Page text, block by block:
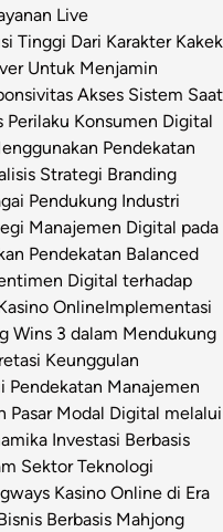
Live
Tinggi Dari Karakter Kakek
Untuk Menjamin
Akses Sistem Saat
Perilaku Konsumen Digital
Pendekatan
Strategi Branding
Pendukung Industri
Manajemen Digital pada
Pendekatan Balanced
Digital terhadap
OnlineImplementasi
Wins 3 dalam Mendukung
Keunggulan
Manajemen
Pasar Modal Digital melalui
Investasi Berbasis
Sektor Teknologi
Kasino Online di Era
Berbasis Mahjong